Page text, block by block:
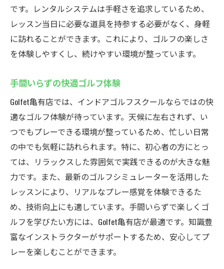
です。レンタルシステムは手軽さを追求しているため、
レッスン当日に必要な道具を持参する必要がなく、身軽
に訪れることができます。これにより、ゴルフの楽しさ
を体験しやすくし、続けやすい環境が整っています。
手間いらずの快適ゴルフ体験
Golfet亀有店では、インドアゴルフスクールならではの快
適なゴルフ体験が待っています。天候に左右されず、い
つでもプレーできる環境が整っているため、忙しい日常
の中でも気軽に訪れられます。特に、初心者の方にとっ
ては、リラックスした雰囲気で実践できるのが大きな魅
力です。また、最新のゴルフシミュレーターを活用した
レッスンにより、リアルなプレー感覚を体験できるた
め、技術向上にも適しています。手間いらずで楽しくゴ
ルフを学びたい方には、Golfet亀有店が最適です。知識豊
富なインストラクターがサポートするため、安心してプ
レーを楽しむことができます。